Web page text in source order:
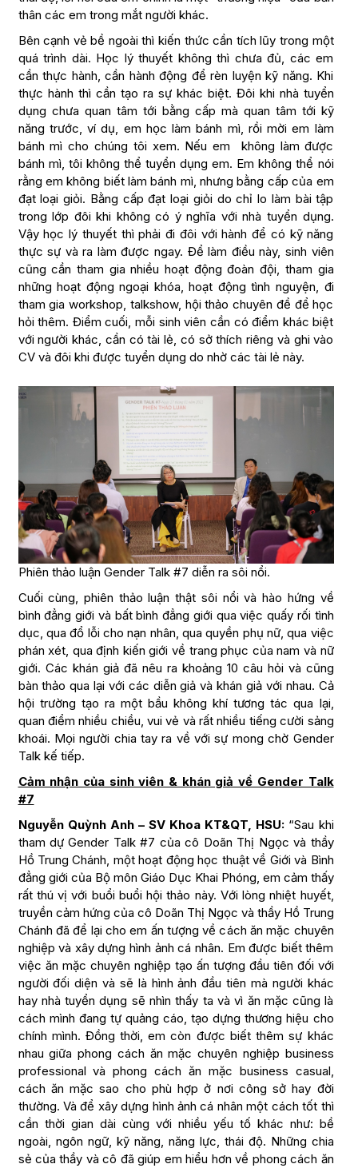
thân các em trong mắt người khác.
Bên cạnh vẻ bề ngoài thì kiến thức cần tích lũy trong một
quá trình dài. Học lý thuyết không thì chưa đủ, các em
cần thực hành, cần hành động để rèn luyện kỹ năng. Khi
thực hành thì cần tạo ra sự khác biệt. Đôi khi nhà tuyển
dụng chưa quan tâm tới bằng cấp mà quan tâm tới kỹ
năng trước, ví dụ, em học làm bánh mì, rồi mời em làm
bánh mì cho chúng tôi xem. Nếu em không làm được
bánh mì, tôi không thể tuyển dụng em. Em không thể nói
rằng em không biết làm bánh mì, nhưng bằng cấp của em
đạt loại giỏi. Bằng cấp đạt loại giỏi do chỉ lo làm bài tập
trong lớp đôi khi không có ý nghĩa với nhà tuyển dụng.
Vậy học lý thuyết thì phải đi đôi với hành để có kỹ năng
thực sự và ra làm được ngay. Để làm điều này, sinh viên
cũng cần tham gia nhiều hoạt động đoàn đội, tham gia
những hoạt động ngoại khóa, hoạt động tình nguyện, đi
tham gia workshop, talkshow, hội thảo chuyên đề để học
hỏi thêm. Điểm cuối, mỗi sinh viên cần có điểm khác biệt
với người khác, cần có tài lẻ, có sở thích riêng và ghi vào
CV và đôi khi được tuyển dụng do nhờ các tài lẻ này.
Phiên thảo luận Gender Talk #7 diễn ra sôi nổi.
Cuối cùng, phiên thảo luận thật sôi nổi và hào hứng về
bình đẳng giới và bất bình đẳng giới qua việc quấy rối tình
dục, qua đổ lỗi cho nạn nhân, qua quyền phụ nữ, qua việc
phán xét, qua định kiến giới về trang phục của nam và nữ
giới. Các khán giả đã nêu ra khoảng 10 câu hỏi và cũng
bàn thảo qua lại với các diễn giả và khán giả với nhau. Cả
hội trường tạo ra một bầu không khí tương tác qua lại,
quan điểm nhiều chiều, vui vẻ và rất nhiều tiếng cười sảng
khoái. Mọi người chia tay ra về với sự mong chờ Gender
Talk kế tiếp.
Cảm nhận của sinh viên & khán giả về Gender Talk
#7
Nguyễn Quỳnh Anh – SV Khoa KT&QT, HSU: “Sau khi
tham dự Gender Talk #7 của cô Doãn Thị Ngọc và thầy
Hồ Trung Chánh, một hoạt động học thuật về Giới và Bình
đẳng giới của Bộ môn Giáo Dục Khai Phóng, em cảm thấy
rất thú vị với buổi buổi hội thảo này. Với lòng nhiệt huyết,
truyền cảm hứng của cô Doãn Thị Ngọc và thầy Hồ Trung
Chánh đã để lại cho em ấn tượng về cách ăn mặc chuyên
nghiệp và xây dựng hình ảnh cá nhân. Em được biết thêm
việc ăn mặc chuyên nghiệp tạo ấn tượng đầu tiên đối với
người đối diện và sẽ là hình ảnh đầu tiên mà người khác
hay nhà tuyển dụng sẽ nhìn thấy ta và vì ăn mặc cũng là
cách mình đang tự quảng cáo, tạo dựng thương hiệu cho
chính mình. Đồng thời, em còn được biết thêm sự khác
nhau giữa phong cách ăn mặc chuyên nghiệp business
professional và phong cách ăn mặc business casual,
cách ăn mặc sao cho phù hợp ở nơi công sở hay đời
thường. Và để xây dựng hình ảnh cá nhân một cách tốt thì
cần thời gian dài cùng với nhiều yếu tố khác như: bề
ngoài, ngôn ngữ, kỹ năng, năng lực, thái độ. Những chia
sẻ của thầy và cô đã giúp em hiểu hơn về phong cách ăn